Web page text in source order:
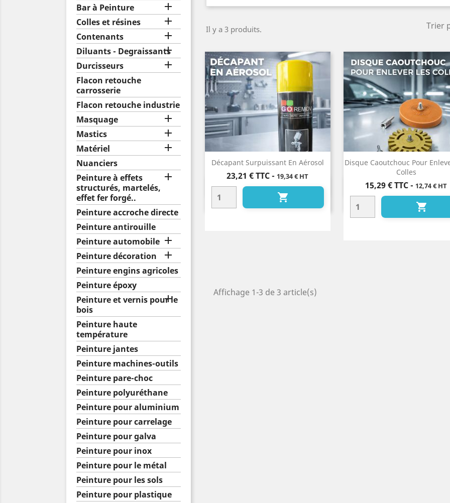
Bar à Peinture 
Colles et résines 
Contenants 
Diluants - Degraissants

Durcisseurs 
Flacon retouche
carrosserie
Flacon retouche industrie
Masquage

Mastics 
Matériel 
Nuanciers
Peinture à effets
structurés, martelés,
effet fer forgé..

Peinture accroche directe
Peinture antirouille
Peinture automobile 
Peinture décoration 
Peinture engins agricoles
Peinture époxy
Peinture et vernis pour le
bois

Peinture haute
température
Peinture jantes
Peinture machines-outils
Peinture pare-choc
Peinture polyuréthane
Peinture pour aluminium
Peinture pour carrelage
Peinture pour galva
Peinture pour inox
Peinture pour le métal
Peinture pour les sols
Peinture pour plastique
Il y a 3 produits.
Trier
Décapant Surpuissant En Aérosol
Prix
23,21 €TTC- 19,34 € HT

Aperçu rapide
Disque Caoutchouc Pour
Colles
Prix
15,29 €TTC- 12,74 € HT

Aperçu rapide
Affichage 1-3 de 3 article(s)